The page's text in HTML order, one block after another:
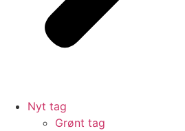
Nyt tag
Grønt tag